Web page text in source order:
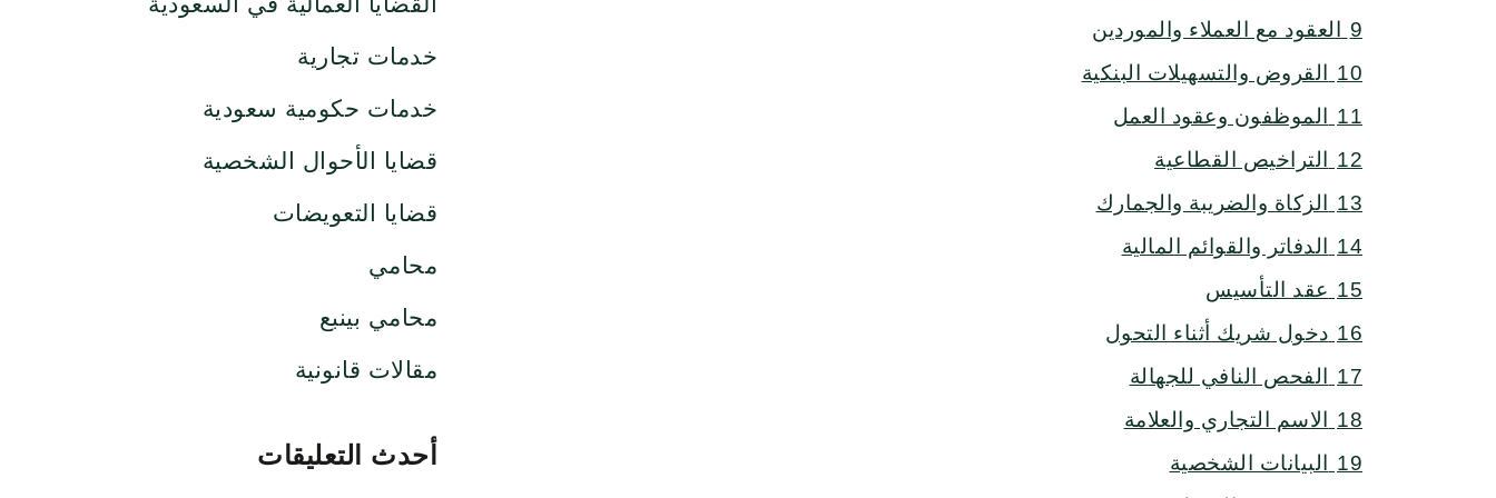
9
العقود مع العملاء والموردين
10
القروض والتسهيلات البنكية
11
الموظفون وعقود العمل
12
التراخيص القطاعية
13
الزكاة والضريبة والجمارك
14
الدفاتر والقوائم المالية
15 عقد التأسيس
16 دخول شريك أثناء التحول
17
الفحص النافي للجهالة
18
الاسم التجاري والعلامة
19
البيانات الشخصية
خدمات تجارية
خدمات حكومية سعودية
قضايا الأحوال الشخصية
قضايا التعويضات
محامي
محامي بينبع
مقالات قانونية
أحدث التعليقات